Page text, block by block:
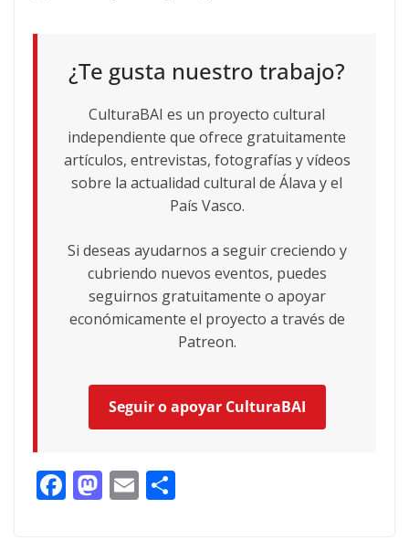
¿Te gusta nuestro trabajo?
CulturaBAI es un proyecto cultural
independiente que ofrece gratuitamente
artículos, entrevistas, fotografías y vídeos
sobre la actualidad cultural de Álava y el
País Vasco.
Si deseas ayudarnos a seguir creciendo y
cubriendo nuevos eventos, puedes
seguirnos gratuitamente o apoyar
económicamente el proyecto a través de
Patreon.
Seguir o apoyar CulturaBAI
F M E